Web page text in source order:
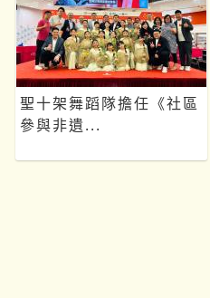
聖十架舞蹈隊擔任《社區
參與非遺...